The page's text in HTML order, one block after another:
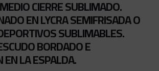
CIERRE SUBLIMADO.
EN LYCRA SEMIFRISADA O
SUBLIMABLES.
BORDADO E
EN LA ESPALDA.